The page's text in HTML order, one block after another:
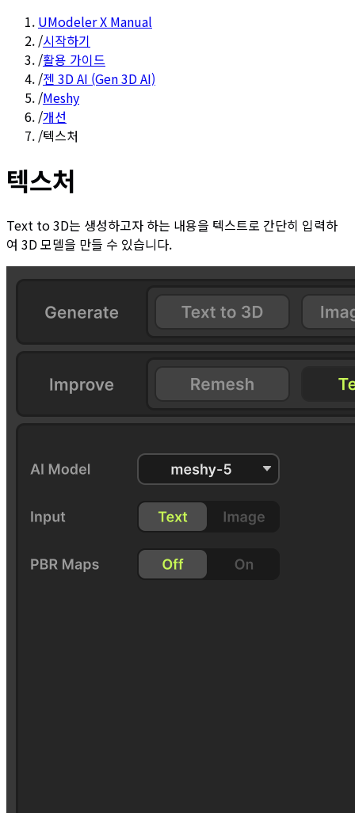
UModeler X Manual
/시작하기
/활용 가이드
/젠 3D AI (Gen 3D AI)
/Meshy
/개선
/텍스처
텍스처
Text to 3D는 생성하고자 하는 내용을 텍스트로 간단히 입력하
여 3D 모델을 만들 수 있습니다.